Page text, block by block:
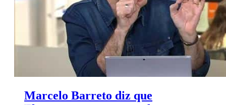
Marcelo Barreto diz que